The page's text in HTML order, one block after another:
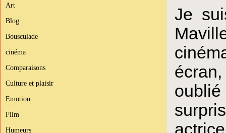
Art
Blog
Bousculade
cinéma
Comparaisons
Culture et plaisir
Emotion
Film
Humeurs
Je